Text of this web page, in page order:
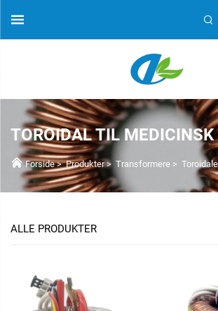
TOROIDAL TIL MEDICINSK
Forside>Produkter> Transformere >
ALLE PRODUKTER